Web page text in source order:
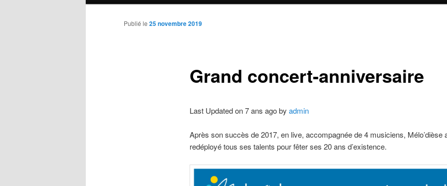
Grand concert-anniversaire
Publié le 25 novembre 2019
Last Updated on 7 ans ago by admin
Après son succès de 2017, en live, accompagnée de 4 musiciens, Mélo’dièse
redéployé tous ses talents pour fêter ses 20 ans d’existence.